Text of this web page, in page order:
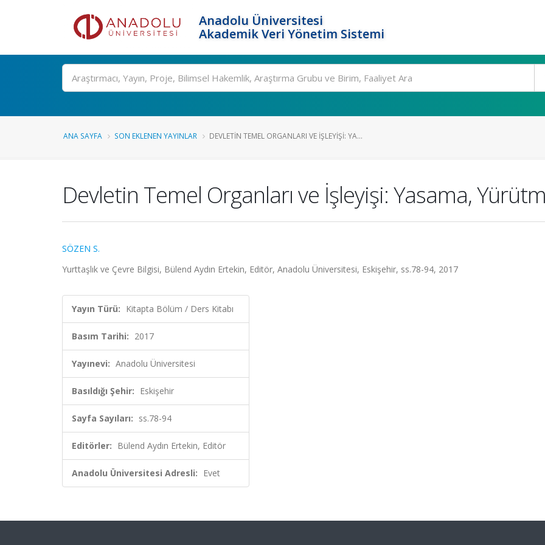
Anadolu Üniversitesi
Akademik Veri Yönetim Sistemi
Ara
ANA SAYFA SON EKLENEN YAYINLAR DEVLETIN TEMEL ORGANLARI VE İŞLEYIŞI: YA...
Devletin Temel Organları ve İşleyişi: Yasama,
SÖZEN S.
Yurttaşlık ve Çevre Bilgisi, Bülend Aydın Ertekin, Editör, Anadolu Üniversitesi, Eskişehir, ss.78-94, 2017
Yayın Türü: Kitapta Bölüm / Ders Kitabı
Basım Tarihi: 2017
Yayınevi: Anadolu Üniversitesi
Basıldığı Şehir: Eskişehir
Sayfa Sayıları: ss.78-94
Editörler: Bülend Aydın Ertekin, Editör
Anadolu Üniversitesi Adresli: Evet